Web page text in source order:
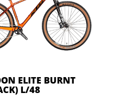
ELITE BURNT
L/48